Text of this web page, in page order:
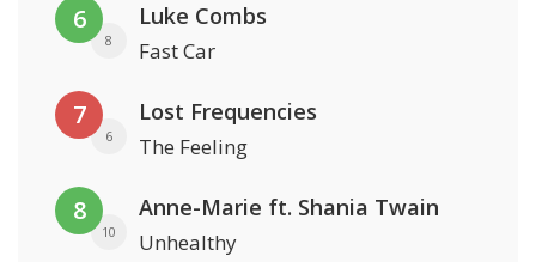
6
8
Luke Combs
Fast Car
7
6
Lost Frequencies
The Feeling
8
10
Anne-Marie ft. Shania Twain
Unhealthy